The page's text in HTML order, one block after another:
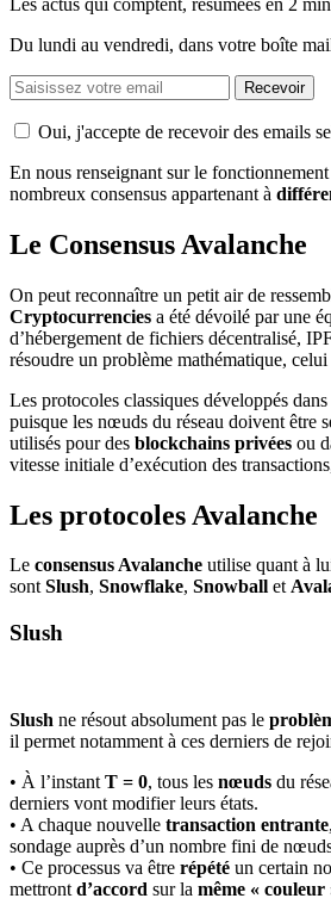
Du lundi au vendredi, dans votre boîte
Recevoir
Oui, j'accepte de recevoir des emails
En nous renseignant sur le
nombreux consensus appartenant à
Le Consensus Avalanche
On peut reconnaître un petit air de
Cryptocurrencies a été dévoilé par une
d’hébergement de fichiers décentralisé,
résoudre un problème mathématique, celui
Les protocoles classiques développés dans
puisque les nœuds du réseau doivent être
utilisés pour des blockchains privées ou
vitesse initiale d’exécution des
Les protocoles Avalanche
Le consensus Avalanche utilise quant à
sontSlush, Snowflake, Snowball et
Slush
Slush ne résout absolument pas le
il permet notamment à ces derniers de
• À l’instant T = 0, tous les nœuds du
derniers vont modifier leurs états.
• A chaque nouvelle transaction entrante
sondage auprès d’un nombre fini de
• Ce processus va être répété un certain
mettront d’accord sur la même « couleur